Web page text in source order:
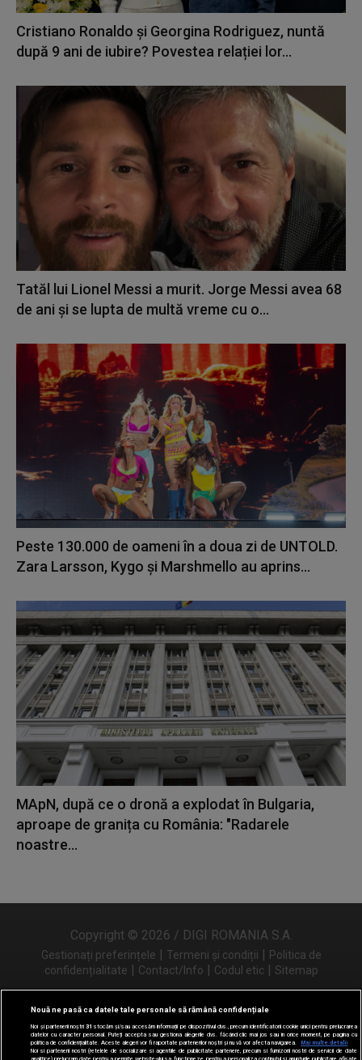
Cristiano Ronaldo și Georgina Rodriguez, nuntă
după 9 ani de iubire? Povestea relației lor...
Tatăl lui Lionel Messi a murit. Jorge Messi avea 68
de ani și se lupta de multă vreme cu o...
Peste 130.000 de oameni în a doua zi de UNTOLD.
Zara Larsson, Kygo și Marshmello au aprins...
MApN, după ce o dronă a explodat în Bulgaria,
aproape de granița cu România: "Radarele
noastre...
Copyright © 2026 / DIGI ROMANIA S.A.
Gestionați preferințele | Termeni și condiții | Politica de
confidențialitate | Contact/Info | Codul etic | Sitemap
Urmărește-ne și pe
Nouă ne pasă ca datele tale personale să rămână confidențiale
Noi și partenerii noștri31 stocăm și/sau accesăm informații pe dispozitivul dvs., precum identificatorii cookie unici pentru prelucrarea
datelor cu caracter personal. Puteți accepta sau gestiona alegerile dvs. făcând clic mai jos sau în orice moment, pe pagina cu
politica de confidențialitate. Aceste alegeri vor fi raportate partenerilor noștri și nu vă vor afecta navigarea.
Mai multe detalii
Noi si partenerii nostri (retelele de socializare si agentiile de publicitate partenere, precum si furnizorii nostri de servicii de date